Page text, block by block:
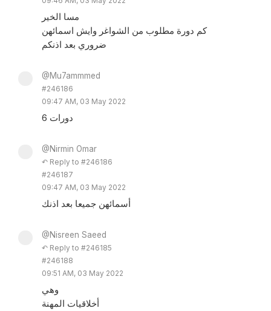
مسا الخير
كم دورة مطلوب من الشواغر وايش اسمائهن
ضروري بعد اذنكم
@Mu7ammmed
#246186
09:47 AM, 03 May 2022
6 دورات
@Nirmin Omar
↶ Reply to #246186
#246187
09:47 AM, 03 May 2022
أسمائهن جميعا بعد اذنك
@Nisreen Saeed
↶ Reply to #246185
#246188
09:51 AM, 03 May 2022
وهي
أخلاقيات المهنة